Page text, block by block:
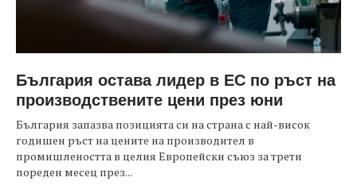
България остава лидер в ЕС по ръст на
производствените цени през юни
България запазва позицията си на страна с най-висок
годишен ръст на цените на производител в
промишлеността в целия Европейски съюз за трети
пореден месец през...